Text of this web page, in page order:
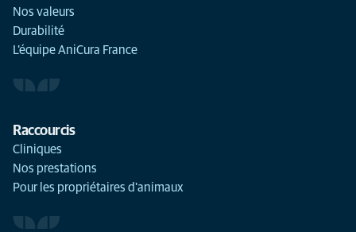
Nos valeurs
Durabilité
L'équipe AniCura France
Raccourcis
Cliniques
Nos prestations
Pour les propriétaires d'animaux